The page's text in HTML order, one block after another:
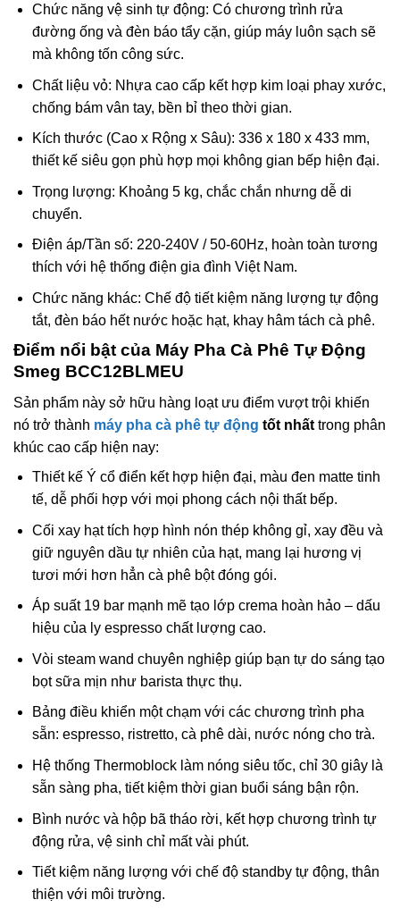
Chức năng vệ sinh tự động: Có chương trình rửa
đường ống và đèn báo tẩy cặn, giúp máy luôn sạch sẽ
mà không tốn công sức.
Chất liệu vỏ: Nhựa cao cấp kết hợp kim loại phay xước,
chống bám vân tay, bền bỉ theo thời gian.
Kích thước (Cao x Rộng x Sâu): 336 x 180 x 433 mm,
thiết kế siêu gọn phù hợp mọi không gian bếp hiện đại.
Trọng lượng: Khoảng 5 kg, chắc chắn nhưng dễ di
chuyển.
Điện áp/Tần số: 220-240V / 50-60Hz, hoàn toàn tương
thích với hệ thống điện gia đình Việt Nam.
Chức năng khác: Chế độ tiết kiệm năng lượng tự động
tắt, đèn báo hết nước hoặc hạt, khay hâm tách cà phê.
Điểm nổi bật của Máy Pha Cà Phê Tự Động
Smeg BCC12BLMEU
Sản phẩm này sở hữu hàng loạt ưu điểm vượt trội khiến
nó trở thành máy pha cà phê tự động tốt nhất trong phân
khúc cao cấp hiện nay:
Thiết kế Ý cổ điển kết hợp hiện đại, màu đen matte tinh
tế, dễ phối hợp với mọi phong cách nội thất bếp.
Cối xay hạt tích hợp hình nón thép không gỉ, xay đều và
giữ nguyên dầu tự nhiên của hạt, mang lại hương vị
tươi mới hơn hẳn cà phê bột đóng gói.
Áp suất 19 bar mạnh mẽ tạo lớp crema hoàn hảo – dấu
hiệu của ly espresso chất lượng cao.
Vòi steam wand chuyên nghiệp giúp bạn tự do sáng tạo
bọt sữa mịn như barista thực thụ.
Bảng điều khiển một chạm với các chương trình pha
sẵn: espresso, ristretto, cà phê dài, nước nóng cho trà.
Hệ thống Thermoblock làm nóng siêu tốc, chỉ 30 giây là
sẵn sàng pha, tiết kiệm thời gian buổi sáng bận rộn.
Bình nước và hộp bã tháo rời, kết hợp chương trình tự
động rửa, vệ sinh chỉ mất vài phút.
Tiết kiệm năng lượng với chế độ standby tự động, thân
thiện với môi trường.